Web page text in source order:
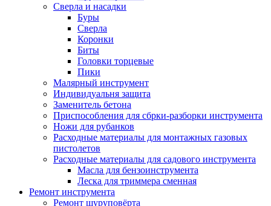
Сверла и насадки
Буры
Сверла
Коронки
Биты
Головки торцевые
Пики
Малярный инструмент
Индивидуальня защита
Заменитель бетона
Приспособления для сбрки-разборки инструмента
Ножи для рубанков
Расходные материалы для монтажных газовых
пистолетов
Расходные материалы для садового инструмента
Масла для бензоинструмента
Леска для триммера сменная
Ремонт инструмента
Ремонт шуруповёрта